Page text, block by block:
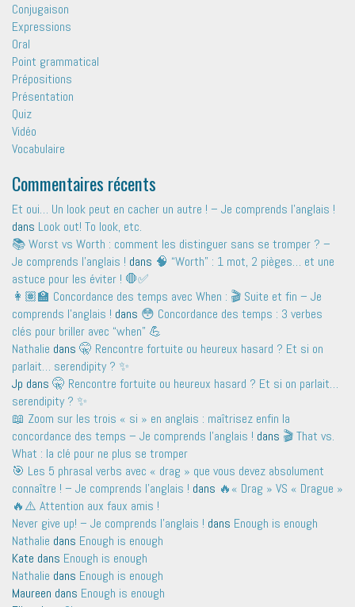
Conjugaison
Expressions
Oral
Point grammatical
Prépositions
Présentation
Quiz
Vidéo
Vocabulaire
Commentaires récents
Et oui… Un look peut en cacher un autre ! – Je comprends l'anglais !
dans Look out! To look, etc.
📚 Worst vs Worth : comment les distinguer sans se tromper ? –
Je comprends l'anglais ! dans 🧠 “Worth” : 1 mot, 2 pièges… et une
astuce pour les éviter ! 🛑✅
👩🏽‍🏫 Concordance des temps avec When : 🎬 Suite et fin – Je
comprends l'anglais ! dans 😳 Concordance des temps : 3 verbes
clés pour briller avec “when” 💪
Nathalie dans 🤫 Rencontre fortuite ou heureux hasard ? Et si on
parlait… serendipity ? ✨
Jp dans 🤫 Rencontre fortuite ou heureux hasard ? Et si on parlait…
serendipity ? ✨
📖 Zoom sur les trois « si » en anglais : maîtrisez enfin la
concordance des temps – Je comprends l'anglais ! dans 🎬 That vs.
What : la clé pour ne plus se tromper
🎯 Les 5 phrasal verbs avec « drag » que vous devez absolument
connaître ! – Je comprends l'anglais ! dans 🔥« Drag » VS « Drague »
🔥⚠️ Attention aux faux amis !
Never give up! – Je comprends l'anglais ! dans Enough is enough
Nathalie dans Enough is enough
Kate dans Enough is enough
Nathalie dans Enough is enough
Maureen dans Enough is enough